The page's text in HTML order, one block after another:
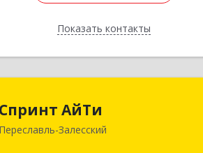
Показать контакты
Назад
Спринт АйТи
Переславль-Залесский
152025, Ярославская обл, Переславль-